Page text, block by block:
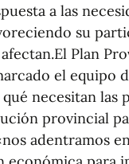
a las
su
Plan
el equipo
necesitan las
provincial
adentramos